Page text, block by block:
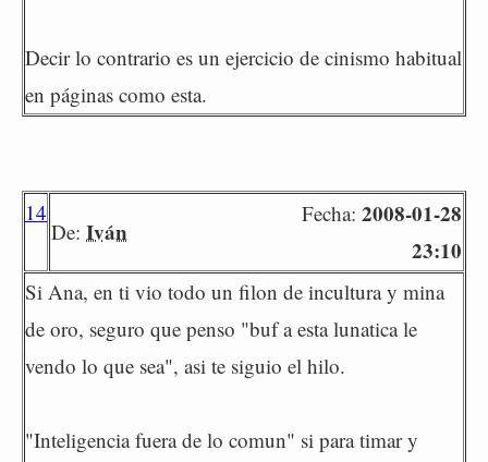
Decir lo contrario es un ejercicio de cinismo habitual
en páginas como esta.
14
De: Iván
Fecha: 2008-01-28
23:10
Si Ana, en ti vio todo un filon de incultura y mina
de oro, seguro que penso "buf a esta lunatica le
vendo lo que sea", asi te siguio el hilo.
"Inteligencia fuera de lo comun" si para timar y